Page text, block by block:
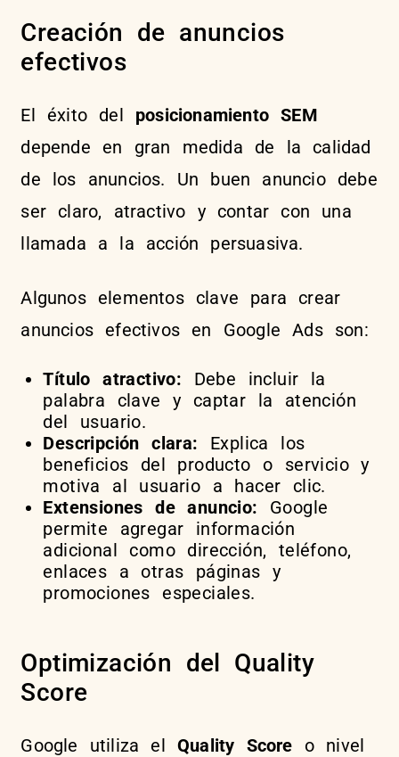
Creación de anuncios
efectivos
El éxito del posicionamiento SEM
depende en gran medida de la calidad
de los anuncios. Un buen anuncio debe
ser claro, atractivo y contar con una
llamada a la acción persuasiva.
Algunos elementos clave para crear
anuncios efectivos en Google Ads son:
Título atractivo: Debe incluir la
palabra clave y captar la atención
del usuario.
Descripción clara: Explica los
beneficios del producto o servicio y
motiva al usuario a hacer clic.
Extensiones de anuncio: Google
permite agregar información
adicional como dirección, teléfono,
enlaces a otras páginas y
promociones especiales.
Optimización del Quality
Score
Google utiliza elQuality Score o nivel